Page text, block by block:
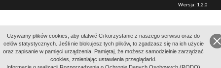
Uzywamy plików cookies, aby ułatwić Ci korzystanie z naszego serwisu oraz do
celów statystycznych. Jeśli nie blokujesz tych plików, to zgadzasz się na ich użycie
oraz zapisanie w pamięci urządzenia. Pamiętaj, że możesz samodzielnie zarządzać
cookies, zmieniając ustawienia przeglądarki.
Wersja: 1.2.0